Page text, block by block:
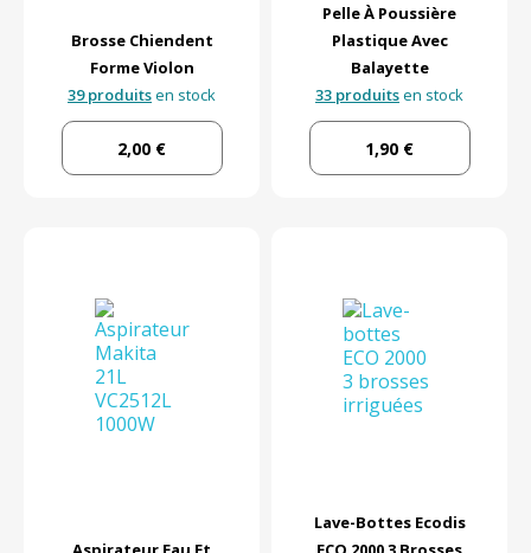
Brosse Chiendent
Forme Violon
39 produitsen stock
2,00 €
Pelle À Poussière
Plastique Avec
Balayette
33 produitsen stock
1,90 €
Lave-Bottes Ecodis